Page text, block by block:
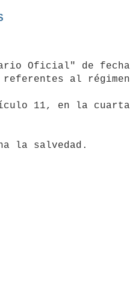
referentes al
la salvedad.